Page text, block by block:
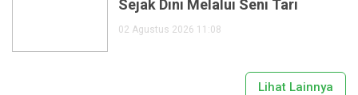
Sejak Dini Melalui Seni Tari
02 Agustus 2026 11:08
Lihat Lainnya